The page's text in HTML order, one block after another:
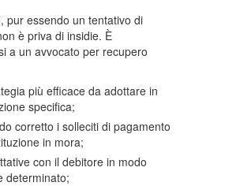
pur essendo un tentativo di
è priva di insidie. È
a un avvocato per recupero
più efficace da adottare in
specifica;
corretto i solleciti di pagamento
in mora;
con il debitore in modo
determinato;